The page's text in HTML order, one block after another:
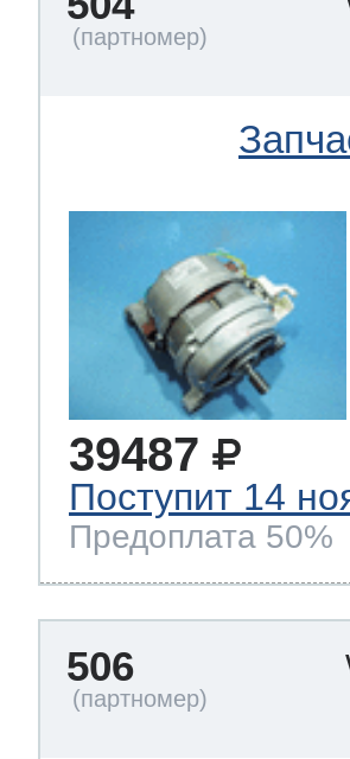
39487
Поступит 14
Предоплата 50%
506